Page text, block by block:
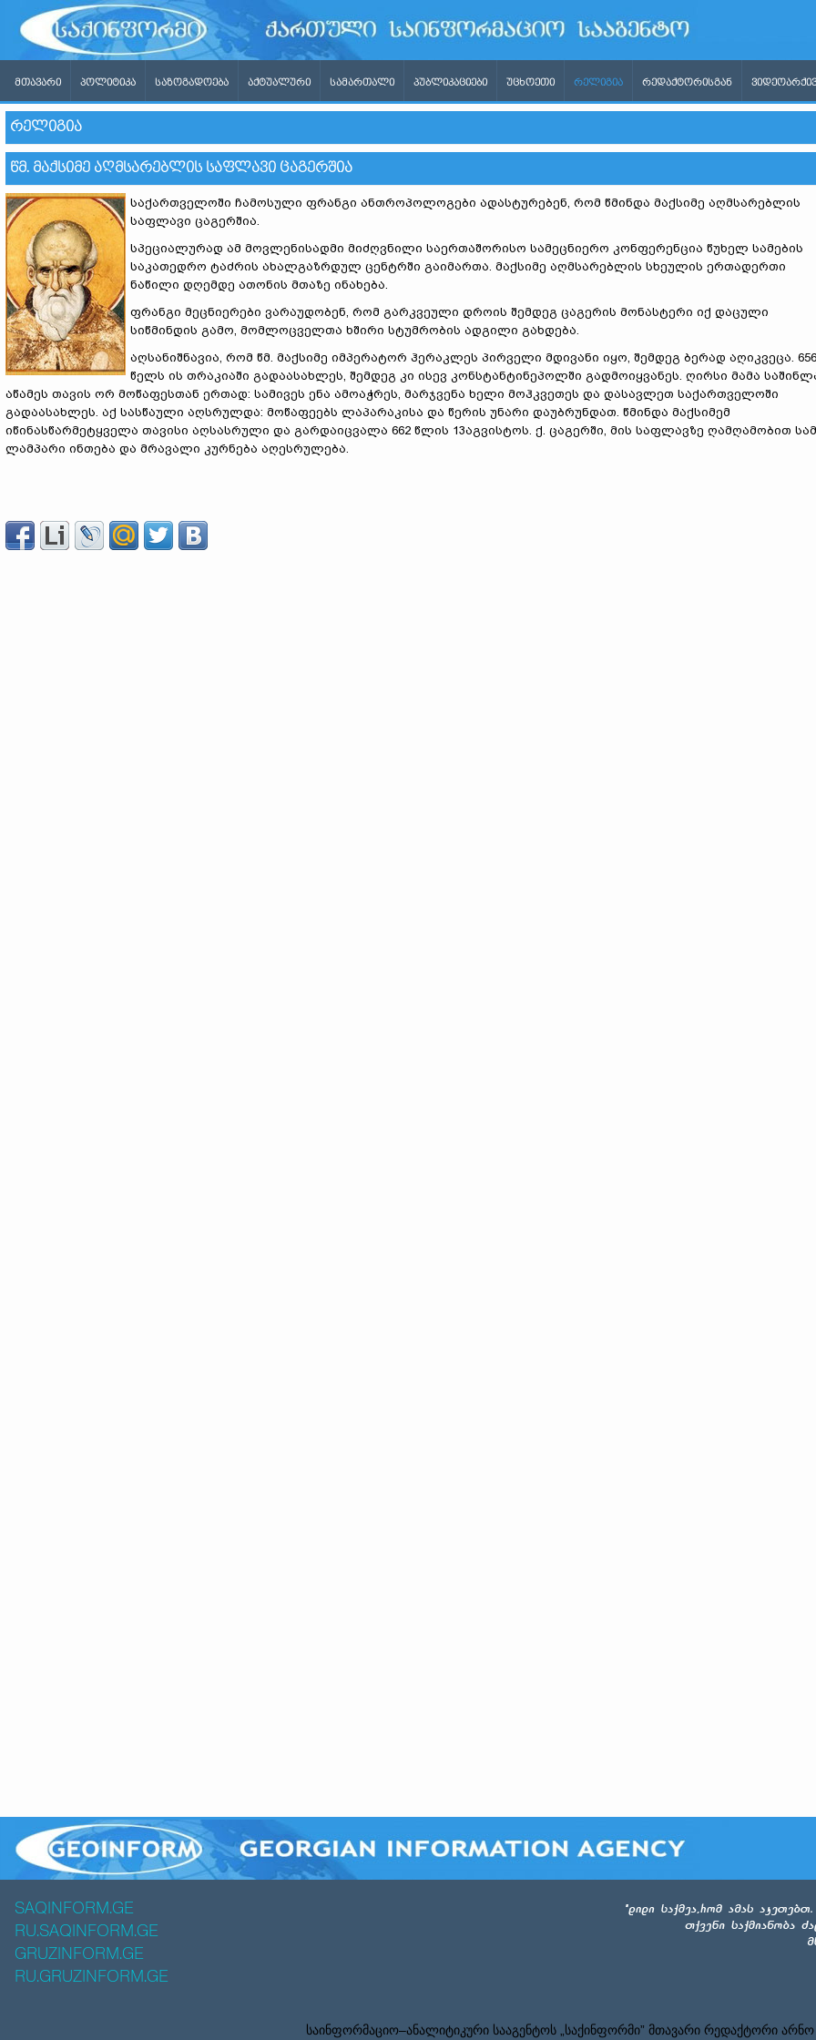
ᲛᲗᲐᲕᲐᲠᲘ ᲞᲝᲚᲘᲢᲘᲙᲐ ᲡᲐᲖᲝᲒᲐᲓᲝᲔᲑᲐ ᲐᲥᲢᲣᲐᲚᲣᲠᲘ ᲡᲐᲛᲐᲠᲗᲐᲚᲘ ᲞᲣᲑᲚᲘᲙᲐᲪᲘᲔᲑᲘ ᲣᲪᲮᲝᲔᲗᲘ ᲠᲔᲚᲘᲒᲘᲐ ᲠᲔᲓᲐᲥᲢᲝᲠᲘᲡᲒᲐᲜ
ᲠᲔᲚᲘᲒᲘᲐ
ᲬᲛ. ᲛᲐᲥᲡᲘᲛᲔ ᲐᲦᲛᲡᲐᲠᲔᲑᲚᲘᲡ ᲡᲐᲤᲚᲐᲕᲘ ᲪᲐᲒᲔᲠᲨᲘᲐ
საქართველოში ჩამოსული ფრანგი ანთროპოლოგები ადასტურებენ, რომ წმინდა მაქსიმე აღმსარებლის
საფლავი ცაგერშია.
სპეციალურად ამ მოვლენისადმი მიძღვნილი საერთაშორისო სამეცნიერო კონფერენცია წუხელ სამების
საკათედრო ტაძრის ახალგაზრდულ ცენტრში გაიმართა. მაქსიმე აღმსარებლის სხეულის ერთადერთი
ნაწილი დღემდე ათონის მთაზე ინახება.
ფრანგი მეცნიერები ვარაუდობენ, რომ გარკვეული დროის შემდეგ ცაგერის მონასტერი იქ დაცული
სიწმინდის გამო, მომლოცველთა ხშირი სტუმრობის ადგილი გახდება.
აღსანიშნავია, რომ წმ. მაქსიმე იმპერატორ ჰერაკლეს პირველი მდივანი იყო, შემდეგ ბერად აღიკვეცა. 656
წელს ის თრაკიაში გადაასახლეს, შემდეგ კი ისევ კონსტანტინეპოლში გადმოიყვანეს. ღირსი მამა
აწამეს თავის ორ მოწაფესთან ერთად: სამივეს ენა ამოაჭრეს, მარჯვენა ხელი მოჰკვეთეს და დასავლეთ საქართველოში
გადაასახლეს. აქ სასწაული აღსრულდა: მოწაფეებს ლაპარაკისა და წერის უნარი დაუბრუნდათ. წმინდა მაქსიმემ
იწინასწარმეტყველა თავისი აღსასრული და გარდაიცვალა 662 წლის 13აგვისტოს. ქ. ცაგერში, მის საფლავზე ღამღამობით
ლამპარი ინთება და მრავალი კურნება აღესრულება.
SAQINFORM.GE
RU.SAQINFORM.GE
GRUZINFORM.GE
RU.GRUZINFORM.GE
საინფორმაციო–ანალიტიკური სააგენტოს „საქინფორმი” მთავარი რედაქტორი